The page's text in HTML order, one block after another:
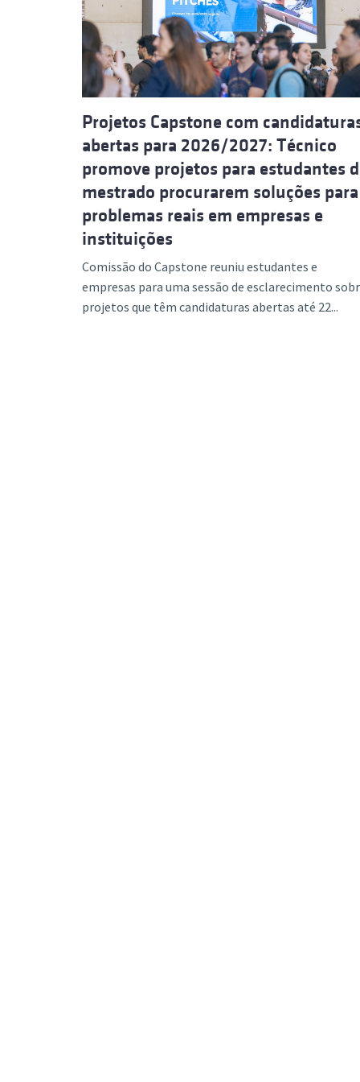
Projetos Capstone com
abertas para 2026/2027: Técnico
promove projetos para estudantes
mestrado procurarem soluções para
problemas reais em empresas e
instituições
Comissão do Capstone reuniu estudantes e
empresas para uma sessão de esclarecimento
projetos que têm candidaturas abertas até 22...